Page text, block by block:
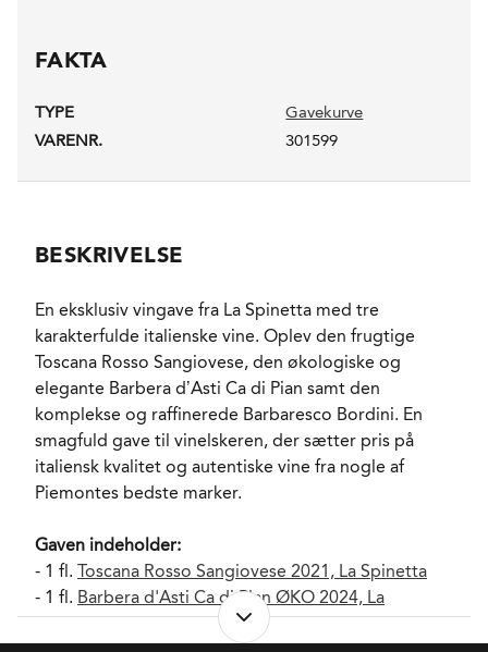
FAKTA
TYPE
Gavekurve
VARENR.
301599
BESKRIVELSE
En eksklusiv vingave fra La Spinetta med tre
karakterfulde italienske vine. Oplev den frugtige
Toscana Rosso Sangiovese, den økologiske og
elegante Barbera d’Asti Ca di Pian samt den
komplekse og raffinerede Barbaresco Bordini. En
smagfuld gave til vinelskeren, der sætter pris på
italiensk kvalitet og autentiske vine fra nogle af
Piemontes bedste marker.
Gaven indeholder:
- 1 fl. Toscana Rosso Sangiovese 2021, La Spinetta
- 1 fl. Barbera d'Asti Ca di Pian ØKO 2024, La
Spinetta